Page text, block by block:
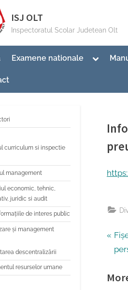
ISJ OLT
Inspectoratul Scolar Judetean Olt
Examene nationale
Toggle
on
în
P
r
v
curriculum si inspectie
management
economic, tehnic,
juridic si audit
de interes public
și management
descentralizării
resurselor umane